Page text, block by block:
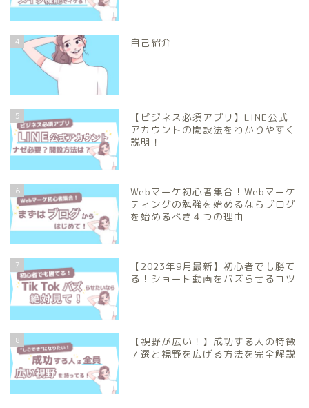
4 自己紹介
5
【ビジネス必須アプリ】LINE公式
アカウントの開設法をわかりやすく
説明！
6
Webマーケ初心者集合！Webマーケ
ティングの勉強を始めるならブログ
を始めるべき４つの理由
7
【2023年9月最新】初心者でも勝て
る！ショート動画をバズらせるコツ
8
【視野が広い！】成功する人の特徴
７選と視野を広げる方法を完全解説